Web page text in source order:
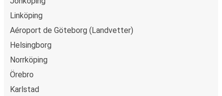
billet à bord du bus.
Linköping
Aéroport de Göteborg (Landvetter)
Helsingborg
Norrköping
Örebro
Karlstad